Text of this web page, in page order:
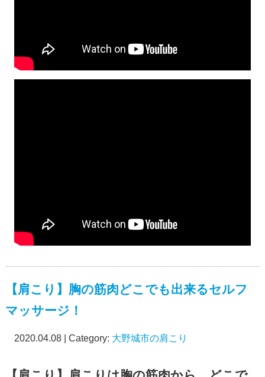
【肩こり】胸の筋肉どこでも出来るセルフ
マッサージ！
2020.04.08 | Category: 大野城市の肩こり